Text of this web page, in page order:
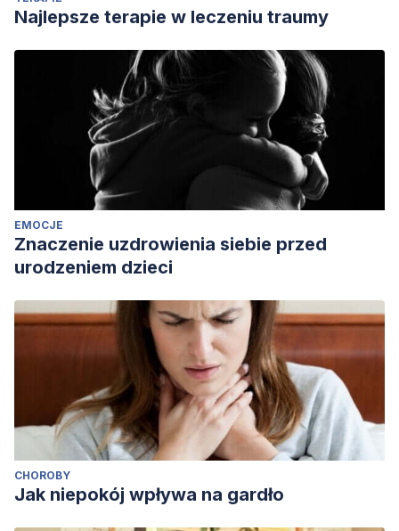
https://doi.org/10.1017/CBO9781107415324.004
Najlepsze terapie w leczeniu traumy
EMOCJE
Znaczenie uzdrowienia siebie przed
urodzeniem dzieci
CHOROBY
Jak niepokój wpływa na gardło